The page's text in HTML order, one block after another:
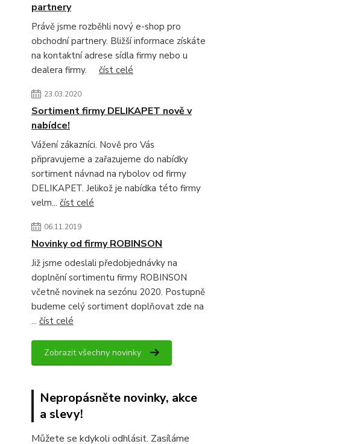
partnery
Právě jsme rozběhli nový e-shop pro
obchodní partnery. Bližší informace získáte
na kontaktní adrese sídla firmy nebo u
dealera firmy. číst celé
23.03.2020
Sortiment firmy DELIKAPET nově v
nabídce!
Vážení zákazníci. Nově pro Vás
připravujeme a zařazujeme do nabídky
sortiment návnad na rybolov od firmy
DELIKAPET. Jelikož je nabídka této firmy
velm... číst celé
06.11.2019
Novinky od firmy ROBINSON
Již jsme odeslali předobjednávky na
doplnění sortimentu firmy ROBINSON
včetně novinek na sezónu 2020. Postupně
budeme celý sortiment doplňovat zde na
... číst celé
Zobrazit všechny novinky
Nepropásněte novinky, akce
a slevy!
Můžete se kdykoli odhlásit. Zasíláme